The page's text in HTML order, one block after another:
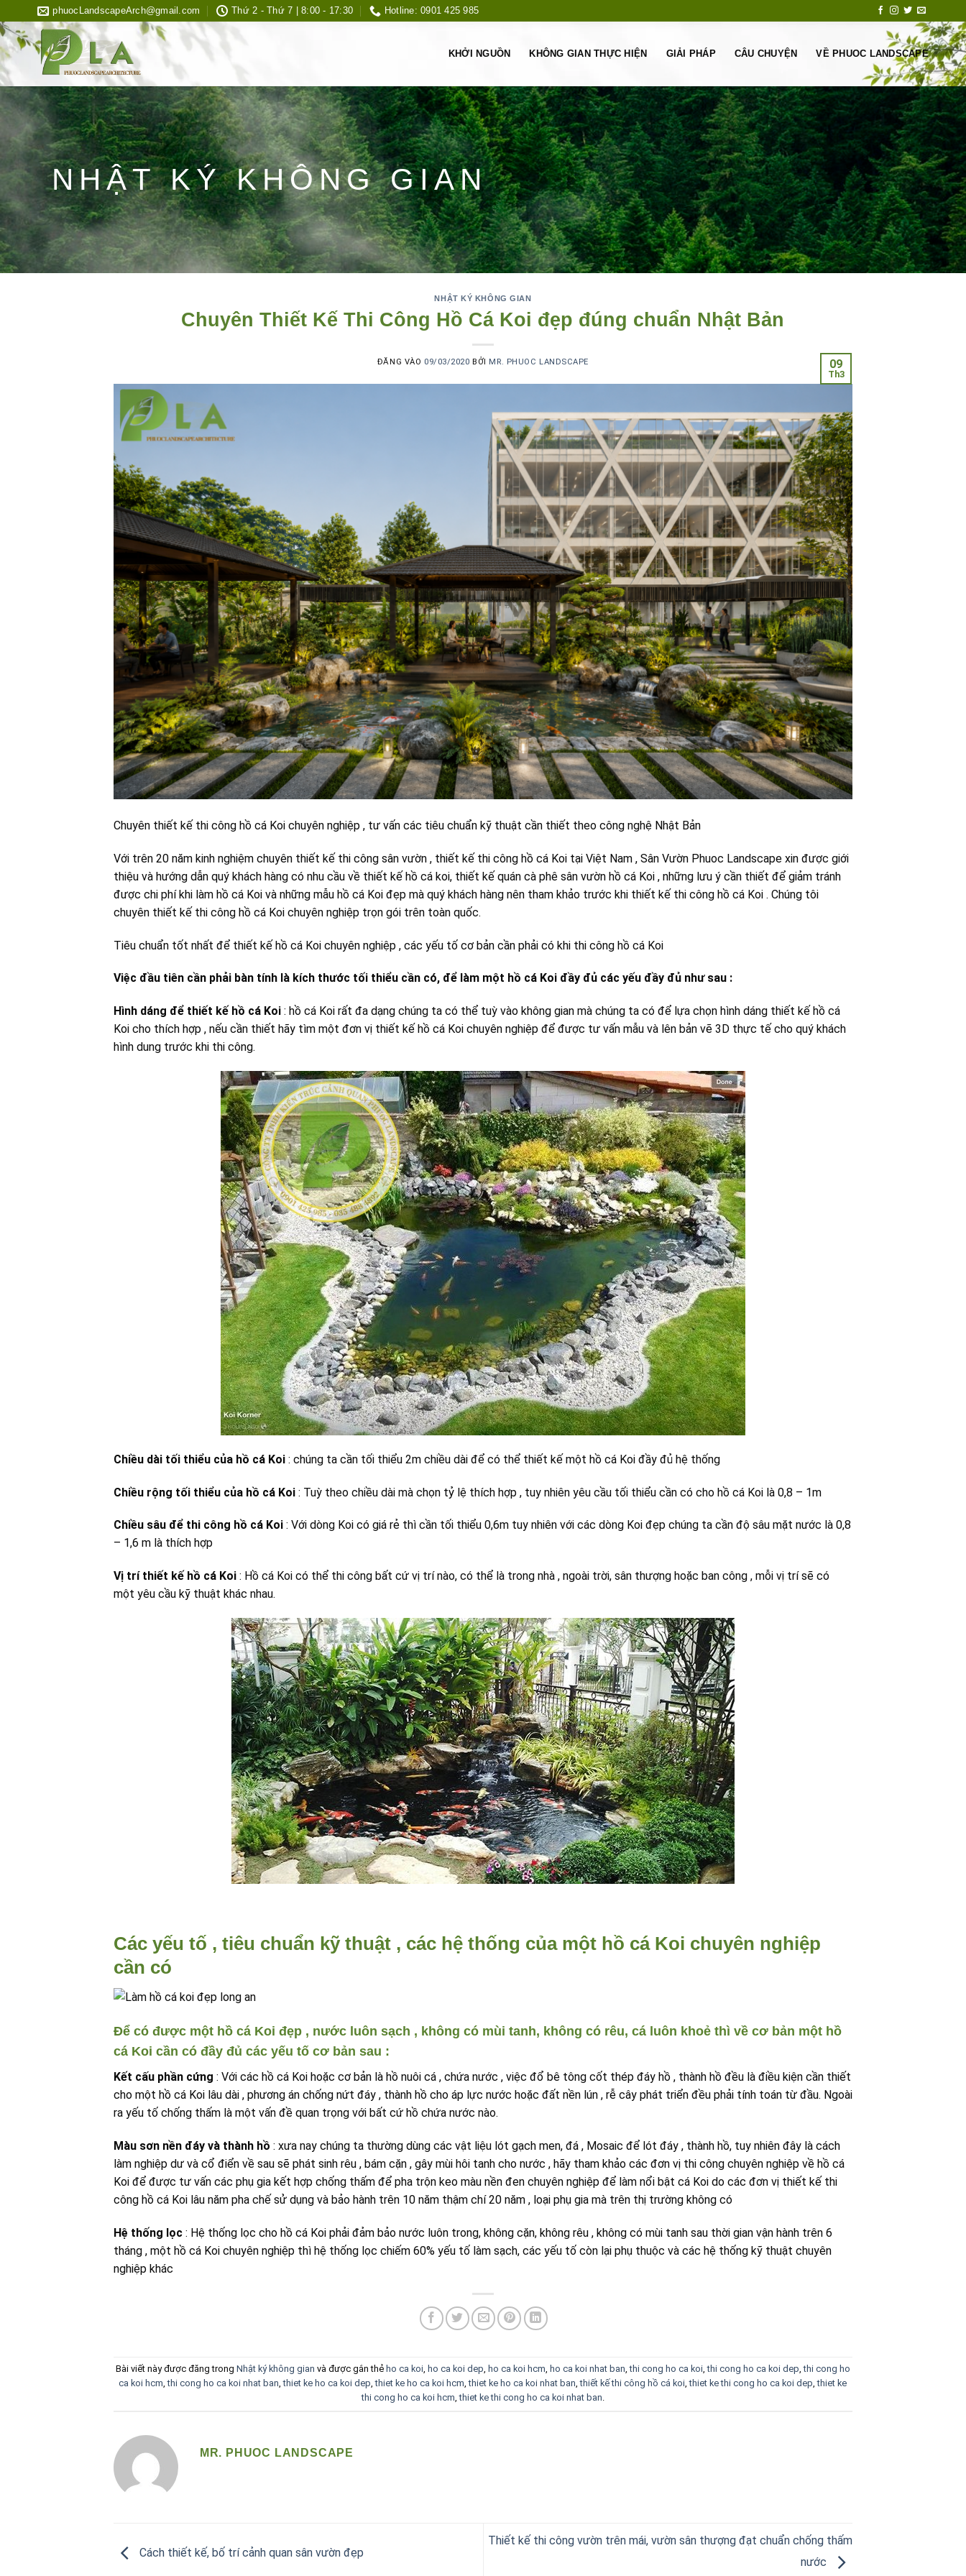
qua
nội
dung
phuocLandscapeArch@gmail.com Thứ 2 - Thứ 7 | 8:00 - 17:30 Hotline: 0901 425 985
KHỞI NGUỒN KHÔNG GIAN THỰC HIỆN GIẢI PHÁP CÂU CHUYỆN VỀ PHUOC LANDSCAPE
NHẬT KÝ KHÔNG GIAN
NHẬT KÝ KHÔNG GIAN
Chuyên Thiết Kế Thi Công Hồ Cá Koi đẹp đúng chuẩn Nhật Bản
ĐĂNG VÀO 09/03/2020 BỞI MR. PHUOC LANDSCAPE 09
Th3
Chuyên thiết kế thi công hồ cá Koi chuyên nghiệp , tư vấn các tiêu chuẩn kỹ thuật cần thiết theo công nghệ Nhật Bản
Với trên 20 năm kinh nghiệm chuyên thiết kế thi công sân vườn , thiết kế thi công hồ cá Koi tại Việt Nam , Sân Vườn Phuoc Landscape xin được giới
thiệu và hướng dẫn quý khách hàng có nhu cầu về thiết kế hồ cá koi, thiết kế quán cà phê sân vườn hồ cá Koi , những lưu ý cần thiết để giảm tránh
được chi phí khi làm hồ cá Koi và những mẫu hồ cá Koi đẹp mà quý khách hàng nên tham khảo trước khi thiết kế thi công hồ cá Koi . Chúng tôi
chuyên thiết kế thi công hồ cá Koi chuyên nghiệp trọn gói trên toàn quốc.
Tiêu chuẩn tốt nhất để thiết kế hồ cá Koi chuyên nghiệp , các yếu tố cơ bản cần phải có khi thi công hồ cá Koi
Việc đầu tiên cần phải bàn tính là kích thước tối thiểu cần có, để làm một hồ cá Koi đầy đủ các yếu đầy đủ như sau :
Hình dáng để thiết kế hồ cá Koi: hồ cá Koi rất đa dạng chúng ta có thể tuỳ vào không gian mà chúng ta có để lựa chọn hình dáng thiết kế hồ cá
Koi cho thích hợp , nếu cần thiết hãy tìm một đơn vị thiết kế hồ cá Koi chuyên nghiệp để được tư vấn mẫu và lên bản vẽ 3D thực tế cho quý khách
hình dung trước khi thi công.
Chiều dài tối thiểu của hồ cá Koi: chúng ta cần tối thiểu 2m chiều dài để có thể thiết kế một hồ cá Koi đầy đủ hệ thống
Chiều rộng tối thiểu của hồ cá Koi: Tuỳ theo chiều dài mà chọn tỷ lệ thích hợp , tuy nhiên yêu cầu tối thiểu cần có cho hồ cá Koi là 0,8 – 1m
Chiều sâu để thi công hồ cá Koi: Với dòng Koi có giá rẻ thì cần tối thiểu 0,6m tuy nhiên với các dòng Koi đẹp chúng ta cần độ sâu mặt nước là 0,8
– 1,6 m là thích hợp
Vị trí thiết kế hồ cá Koi: Hồ cá Koi có thể thi công bất cứ vị trí nào, có thể là trong nhà , ngoài trời, sân thượng hoặc ban công , mỗi vị trí sẽ có
một yêu cầu kỹ thuật khác nhau.
Các yếu tố , tiêu chuẩn kỹ thuật , các hệ thống của một hồ cá Koi chuyên nghiệp
cần có
Để có được một hồ cá Koi đẹp , nước luôn sạch , không có mùi tanh, không có rêu, cá luôn khoẻ thì về cơ bản một hồ
cá Koi cần có đầy đủ các yếu tố cơ bản sau :
Kết cấu phần cứng : Với các hồ cá Koi hoặc cơ bản là hồ nuôi cá , chứa nước , việc đổ bê tông cốt thép đáy hồ , thành hồ đều là điều kiện cần thiết
cho một hồ cá Koi lâu dài , phương án chống nứt đáy , thành hồ cho áp lực nước hoặc đất nền lún , rễ cây phát triển đều phải tính toán từ đầu. Ngoài
ra yếu tố chống thấm là một vấn đề quan trọng với bất cứ hồ chứa nước nào.
Màu sơn nền đáy và thành hồ : xưa nay chúng ta thường dùng các vật liệu lót gạch men, đá , Mosaic để lót đáy , thành hồ, tuy nhiên đây là cách
làm nghiệp dư và cổ điển về sau sẽ phát sinh rêu , bám cặn , gây mùi hôi tanh cho nước , hãy tham khảo các đơn vị thi công chuyên nghiệp về hồ cá
Koi để được tư vấn các phụ gia kết hợp chống thấm để pha trộn keo màu nền đen chuyên nghiệp để làm nổi bật cá Koi do các đơn vị thiết kế thi
công hồ cá Koi lâu năm pha chế sử dụng và bảo hành trên 10 năm thậm chí 20 năm , loại phụ gia mà trên thị trường không có
Hệ thống lọc: Hệ thống lọc cho hồ cá Koi phải đảm bảo nước luôn trong, không cặn, không rêu , không có mùi tanh sau thời gian vận hành trên 6
tháng , một hồ cá Koi chuyên nghiệp thì hệ thống lọc chiếm 60% yếu tố làm sạch, các yếu tố còn lại phụ thuộc và các hệ thống kỹ thuật chuyên
nghiệp khác
Bài viết này được đăng trong Nhật ký không gian và được gắn thẻ ho ca koi, ho ca koi dep, ho ca koi hcm, ho ca koi nhat ban,thi cong ho ca koi,thi cong ho ca koi dep,thi cong ho
ca koi hcm,thi cong ho ca koi nhat ban,thiet ke ho ca koi dep,thiet ke ho ca koi hcm,thiet ke ho ca koi nhat ban,thiết kế thi công hồ cá koi,thiet ke thi cong ho ca koi dep,thiet ke
thi cong ho ca koi hcm,thiet ke thi cong ho ca koi nhat ban.
MR. PHUOC LANDSCAPE
Cách thiết kế, bố trí cảnh quan sân vườn đẹp
Thiết kế thi công vườn trên mái, vườn sân thượng đạt chuẩn chống thấm
nước